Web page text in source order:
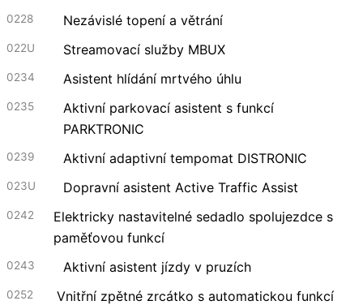
0228 Nezávislé topení a větrání
022U Streamovací služby MBUX
0234 Asistent hlídání mrtvého úhlu
0235
Aktivní parkovací asistent s funkcí
PARKTRONIC
0239 Aktivní adaptivní tempomat DISTRONIC
023U Dopravní asistent Active Traffic Assist
0242
Elektricky nastavitelné sedadlo spolujezdce s
paměťovou funkcí
0243 Aktivní asistent jízdy v pruzích
0252
Vnitřní zpětné zrcátko s automatickou funkcí